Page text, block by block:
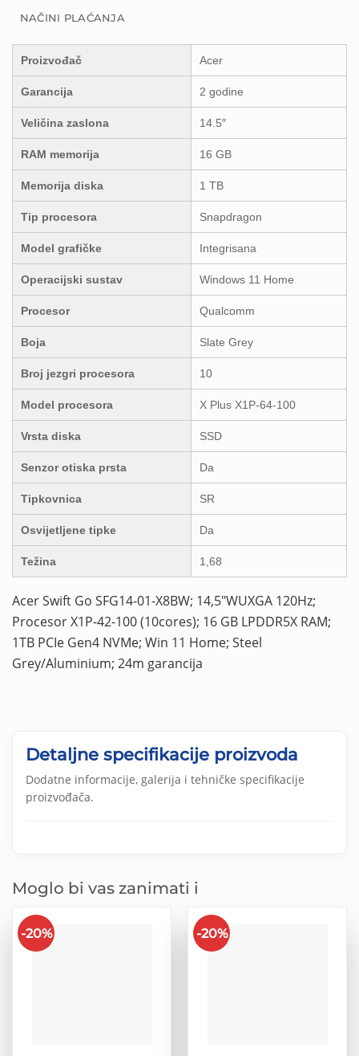
NAČINI PLAĆANJA
Proizvođač Acer
Garancija 2 godine
Veličina zaslona 14.5″
RAM memorija 16 GB
Memorija diska 1 TB
Tip procesora Snapdragon
Model grafičke Integrisana
Operacijski sustav Windows 11 Home
Procesor Qualcomm
Boja Slate Grey
Broj jezgri procesora 10
Model procesora X Plus X1P-64-100
Vrsta diska SSD
Senzor otiska prsta Da
Tipkovnica SR
Osvijetljene tipke Da
Težina 1,68
Acer Swift Go SFG14-01-X8BW; 14,5″WUXGA 120Hz;
Procesor X1P-42-100 (10cores); 16 GB LPDDR5X RAM;
1TB PCIe Gen4 NVMe; Win 11 Home; Steel
Grey/Aluminium; 24m garancija
Detaljne specifikacije proizvoda
Dodatne informacije, galerija i tehničke specifikacije
proizvođača.
Moglo bi vas zanimati i
-20% -20%